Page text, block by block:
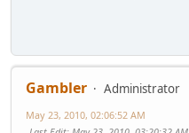
Gambler
Administrator
May 23, 2010, 02:06:52 AM